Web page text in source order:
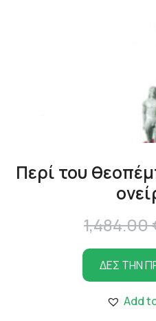
Περί του
1,484.00
ΔΕΣ ΤΗΝ
Add